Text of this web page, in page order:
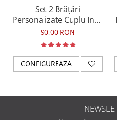
Set 2 Brățări
Personalizate Cuplu Inox
Aur 18K – Waterproof
90,00 RON
CONFIGUREAZA